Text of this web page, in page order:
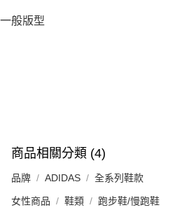
一般版型
商品相關分類 (4)
品牌 ADIDAS 全系列鞋款
女性商品 鞋類 跑步鞋/慢跑鞋